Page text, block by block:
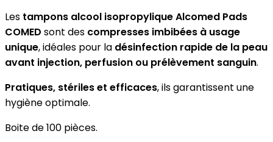
Les tampons alcool isopropylique Alcomed Pads
COMED sont des compresses imbibées à usage
unique, idéales pour la désinfection rapide de la peau
avant injection, perfusion ou prélèvement sanguin.
Pratiques, stériles et efficaces, ils garantissent une
hygiène optimale.
Boite de 100 pièces.